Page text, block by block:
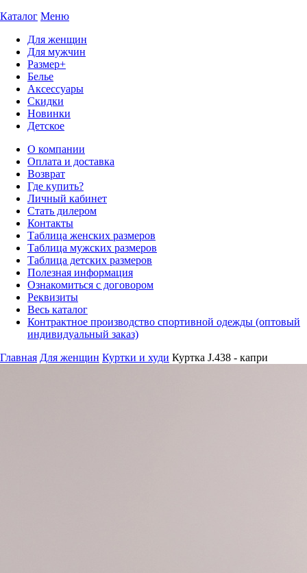
Каталог Меню
Для женщин
Для мужчин
Размер+
Белье
Аксессуары
Скидки
Новинки
Детское
О компании
Оплата и доставка
Возврат
Где купить?
Личный кабинет
Стать дилером
Контакты
Таблица женских размеров
Таблица мужских размеров
Таблица детских размеров
Полезная информация
Ознакомиться с договором
Реквизиты
Весь каталог
Контрактное производство спортивной одежды (оптовый
индивидуальный заказ)
Главная Для женщин Куртки и худи Куртка J.438 - капри